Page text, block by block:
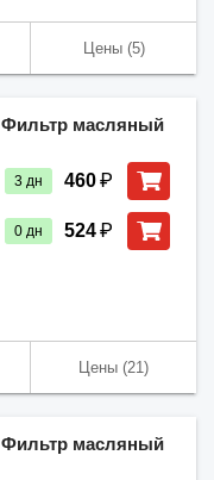
Цены(5)
Фильтр масляный
3 дн 460₽
0 дн 524₽
Цены (21)
Фильтр масляный